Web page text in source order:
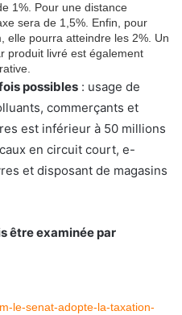
1%. Pour une distance
sera de 1,5%. Enfin, pour
elle pourra atteindre les 2%. Un
produit livré est également
possibles : usage de
commerçants et
est inférieur à 50 millions
en circuit court, e-
et disposant de magasins
être examinée par
le-senat-adopte-la-taxation-